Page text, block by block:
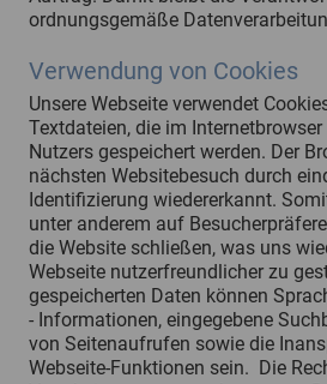
ordnungsgemäße
Verwendung von Cookies
Unsere Webseite verwendet
Textdateien, die im
Nutzers gespeichert werden. Der
nächsten Websitebesuch durch
Identifizierung wiedererkannt.
unter anderem auf
die Website schließen, was uns
Webseite nutzerfreundlicher zu
gespeicherten Daten können
- Informationen, eingegebene
von Seitenaufrufen sowie die
Webseite-Funktionen sein. Die